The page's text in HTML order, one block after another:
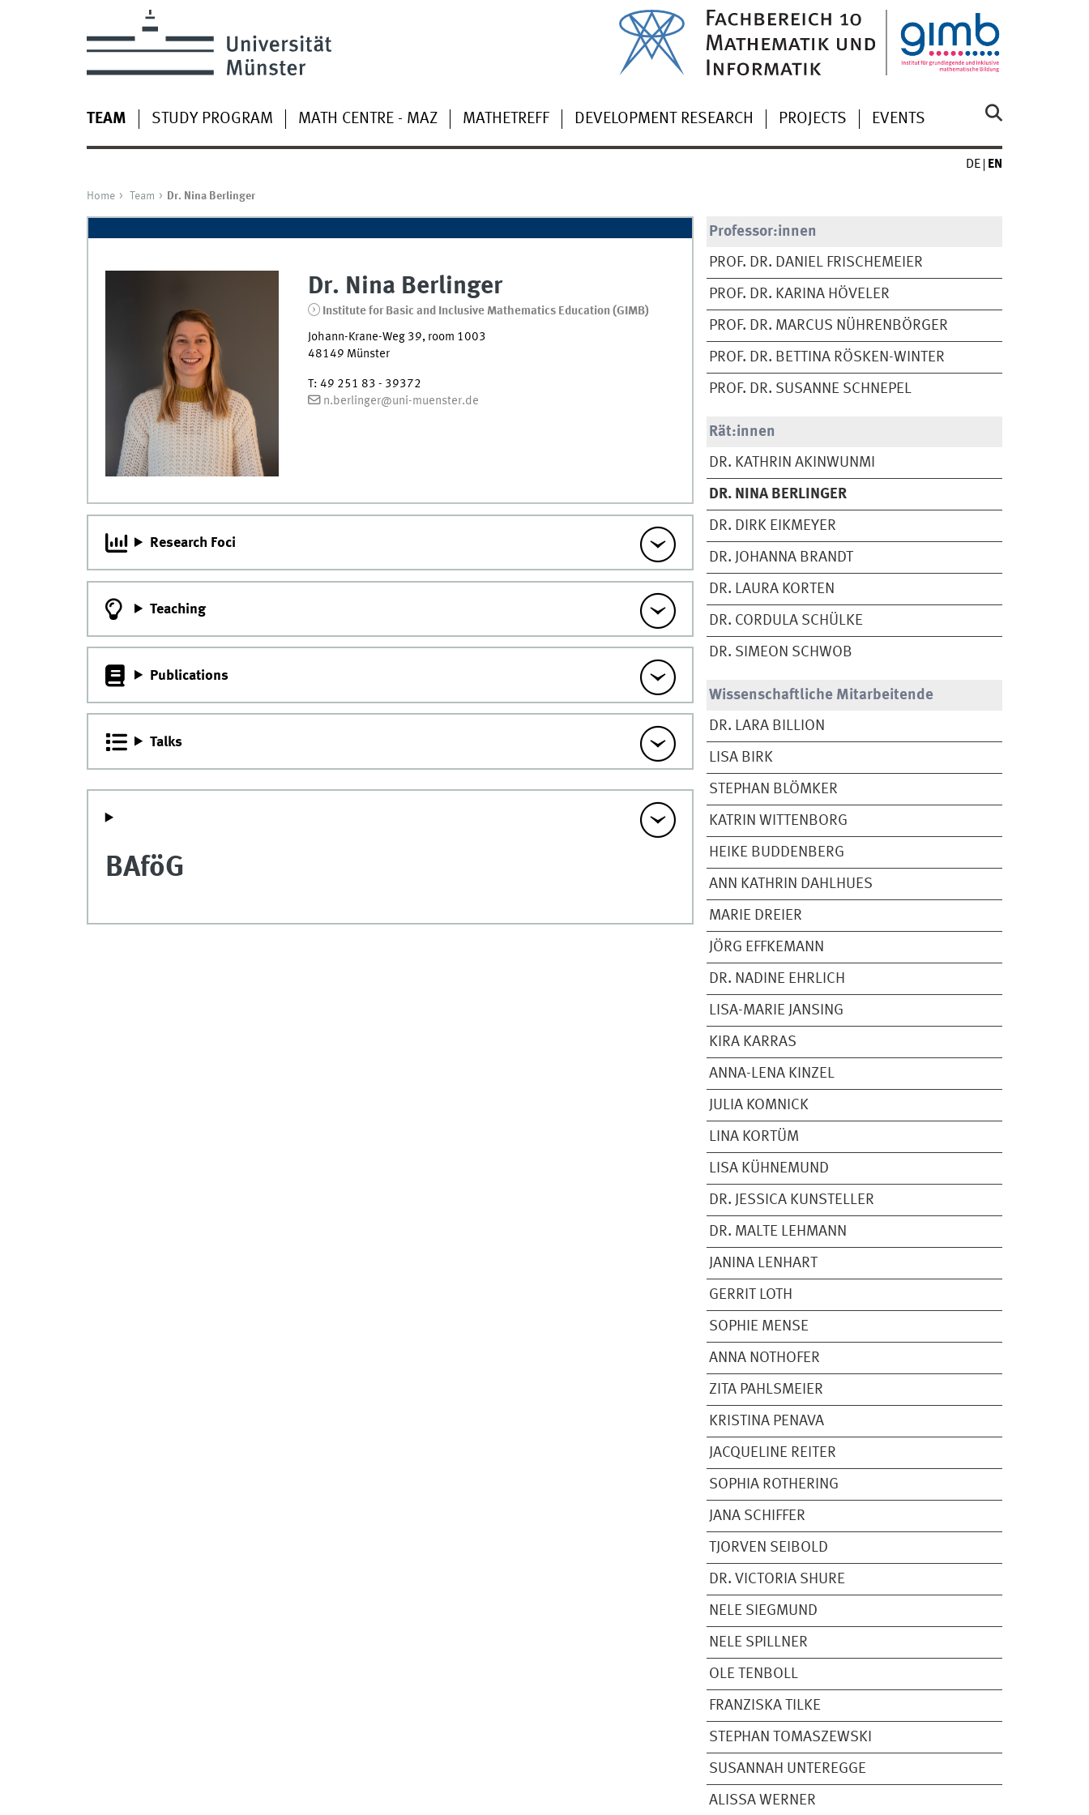
TEAM STUDY PROGRAM MATH CENTRE - MAZ MATHETREFF DEVELOPMENT RESEARCH PROJECTS EVENTS
DE EN
Home Team Dr. Nina Berlinger
Professor:innen
PROF. DR. DANIEL FRISCHEMEIER
PROF. DR. KARINA HÖVELER
PROF. DR. MARCUS NÜHRENBÖRGER
PROF. DR. BETTINA RÖSKEN-WINTER
PROF. DR. SUSANNE SCHNEPEL
Rät:innen
DR. KATHRIN AKINWUNMI
DR. NINA BERLINGER
DR. DIRK EIKMEYER
DR. JOHANNA BRANDT
DR. LAURA KORTEN
DR. CORDULA SCHÜLKE
DR. SIMEON SCHWOB
Wissenschaftliche Mitarbeitende
DR. LARA BILLION
LISA BIRK
STEPHAN BLÖMKER
KATRIN WITTENBORG
HEIKE BUDDENBERG
ANN KATHRIN DAHLHUES
MARIE DREIER
JÖRG EFFKEMANN
DR. NADINE EHRLICH
LISA-MARIE JANSING
KIRA KARRAS
ANNA-LENA KINZEL
JULIA KOMNICK
LINA KORTÜM
LISA KÜHNEMUND
DR. JESSICA KUNSTELLER
DR. MALTE LEHMANN
JANINA LENHART
GERRIT LOTH
SOPHIE MENSE
ANNA NOTHOFER
ZITA PAHLSMEIER
KRISTINA PENAVA
JACQUELINE REITER
SOPHIA ROTHERING
JANA SCHIFFER
TJORVEN SEIBOLD
DR. VICTORIA SHURE
NELE SIEGMUND
NELE SPILLNER
OLE TENBOLL
FRANZISKA TILKE
STEPHAN TOMASZEWSKI
SUSANNAH UNTEREGGE
ALISSA WERNER
Dr. Nina Berlinger
Institute for Basic and Inclusive Mathematics Education(GIMB)
Johann-Krane-Weg 39, room 1003
48149 Münster
T: 49 251 83 - 39372
n.berlinger@uni-muenster.de
Research Foci
Teaching
Publications
Talks
BAföG